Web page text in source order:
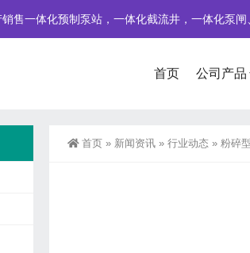
售一体化预制泵站，一体化截流井，一体化泵闸
首页 公司产品
首页 » 新闻资讯 » 行业动态 » 粉碎